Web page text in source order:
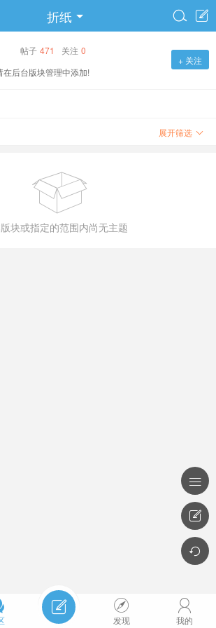
折纸 

帖子 471 关注 0
在后台版块管理中添加!
+ 关注
展开筛选

块或指定的范围内尚无主题



 
发现

我的